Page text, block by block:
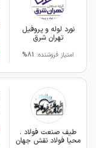
نورد لوله و پروفیل
تهران شرق
امتیاز فروشنده: 81%
طیف صنعت فولاد .
محیا فولاد نقش جهان